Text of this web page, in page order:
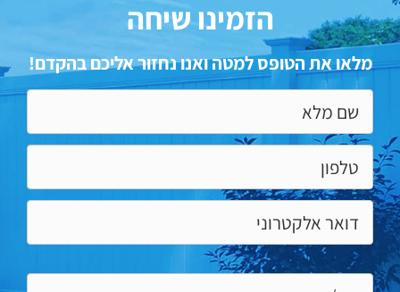
הזמינו שיחה
מלאו את הטופס למטה ואנו נחזור אליכם בהקדם!